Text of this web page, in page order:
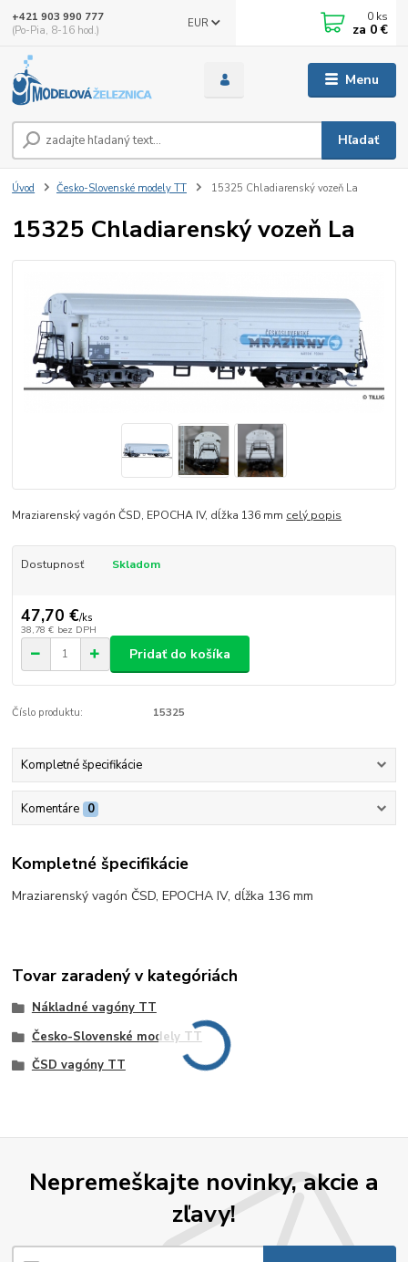
Menu
EUR
Hľadať
+421 903 990 777
(Po-Pia, 8-16 hod.)
0 ks
za 0 €
Úvod Česko-Slovenské modely TT 15325 Chladiarenský vozeň La
15325 Chladiarenský vozeň La
Mraziarenský vagón ČSD, EPOCHA IV, dĺžka 136 mm celý popis
Dostupnosť Skladom
47,70 €/ks
38,78 € bez DPH
Pridať do košíka
Číslo produktu: 15325
Kompletné špecifikácie
Komentáre 0
Kompletné špecifikácie
Mraziarenský vagón ČSD, EPOCHA IV, dĺžka 136 mm
Tovar zaradený v kategóriách
Nákladné vagóny TT
Česko-Slovenské modely TT
ČSD vagóny TT
Nepremeškajte novinky, akcie a
zľavy!